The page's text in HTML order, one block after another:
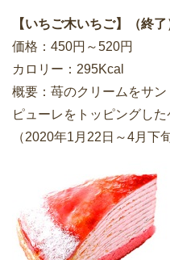
【いちご木いちご】（終了
価格：450円～520円
カロリー：295Kcal
概要：苺のクリームをサ
ピューレをトッピングした
（2020年1月22日～4月下